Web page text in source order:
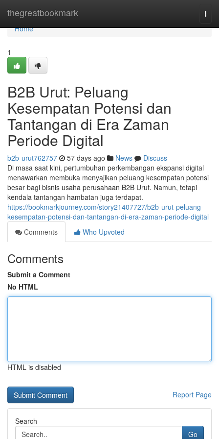
thegreatbookmark
Home
Home
1
B2B Urut: Peluang
Kesempatan Potensi dan
Tantangan di Era Zaman
Periode Digital
b2b-urut762757 57 days ago News
Discuss
Di masa saat kini, pertumbuhan perkembangan ekspansi digital
menawarkan membuka menyajikan peluang kesempatan potensi
besar bagi bisnis usaha perusahaan B2B Urut. Namun, tetapi
kendala tantangan hambatan juga terdapat.
https://bookmarkjourney.com/story21407727/b2b-urut-peluang-
kesempatan-potensi-dan-tantangan-di-era-zaman-periode-digital
Comments
Who Upvoted
Comments
Submit a Comment
No HTML
HTML is disabled
Report Page
Search
Go